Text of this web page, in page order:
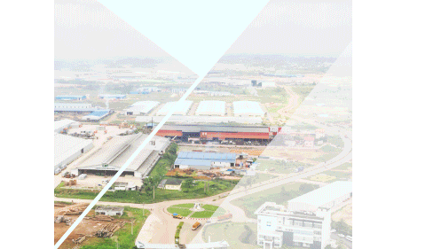
Santé publique : Vers une
synergie renforcée pour...
9 juillet 2026
Santé publique : Plus de 1000
cartons de...
8 juillet 2026